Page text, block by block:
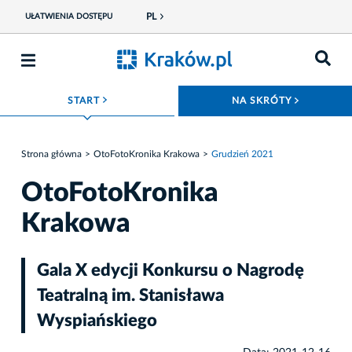
UŁATWIENIA DOSTĘPU PL
START ROZWIŃ MENU NA SKRÓTY
Strona główna OtoFotoKronika Krakowa Grudzień 2021
OtoFotoKronika
Krakowa
Gala X edycji Konkursu o Nagrodę
Teatralną im. Stanisława
Wyspiańskiego